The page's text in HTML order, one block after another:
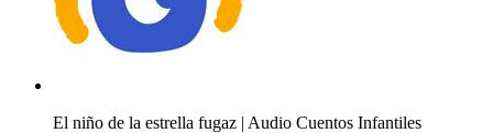
El niño de la estrella fugaz | Audio Cuentos Infantiles